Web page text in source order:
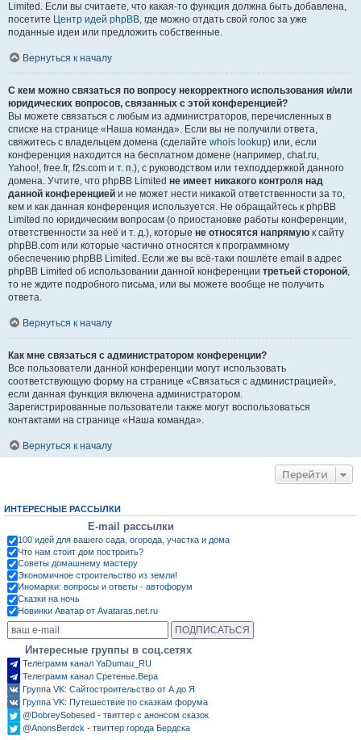
Limited. Если вы считаете, что какая-то функция должна быть добавлена,
посетите Центр идей phpBB, где можно отдать свой голос за уже
поданные идеи или предложить собственные.
Вернуться к началу
С кем можно связаться по вопросу некорректного использования и/или
юридических вопросов, связанных с этой конференцией?
Вы можете связаться с любым из администраторов, перечисленных в
списке на странице «Наша команда». Если вы не получили ответа,
свяжитесь с владельцем домена (сделайте whois lookup) или, если
конференция находится на бесплатном домене (например, chat.ru,
Yahoo!, free.fr, f2s.com и т. п.), с руководством или техподдержкой данного
домена. Учтите, что phpBB Limited не имеет никакого контроля над
данной конференцией и не может нести никакой ответственности за то,
кем и как данная конференция используется. Не обращайтесь к phpBB
Limited по юридическим вопросам (о приостановке работы конференции,
ответственности за неё и т. д.), которые не относятся напрямую к сайту
phpBB.com или которые частично относятся к программному
обеспечению phpBB Limited. Если же вы всё-таки пошлёте email в адрес
phpBB Limited об использовании данной конференции третьей стороной,
то не ждите подробного письма, или вы можете вообще не получить
ответа.
Вернуться к началу
Как мне связаться с администратором конференции?
Все пользователи данной конференции могут использовать
соответствующую форму на странице «Связаться с администрацией»,
если данная функция включена администратором.
Зарегистрированные пользователи также могут воспользоваться
контактами на странице «Наша команда».
Вернуться к началу
Перейти
ИНТЕРЕСНЫЕ РАССЫЛКИ
E-mail рассылки
100 идей для вашего сада, огорода, участка и дома
Что нам стоит дом построить?
Советы домашнему мастеру
Экономичное строительство из земли!
Иномарки: вопросы и ответы - автофорум
Сказки на ночь
Новинки Аватар от Avataras.net.ru
Интересные группы в соц.сетях
Телеграмм канал YaDumau_RU
Телеграмм канал Сретенье.Вера
Группа VK: Сайтостроительство от А до Я
Группа VK: Путешествие по сказкам форума
@DobreySobesed - твиттер с анонсом сказок
@AnonsBerdck - твиттер города Бердска